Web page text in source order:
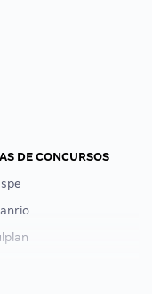
DE CONCURSOS